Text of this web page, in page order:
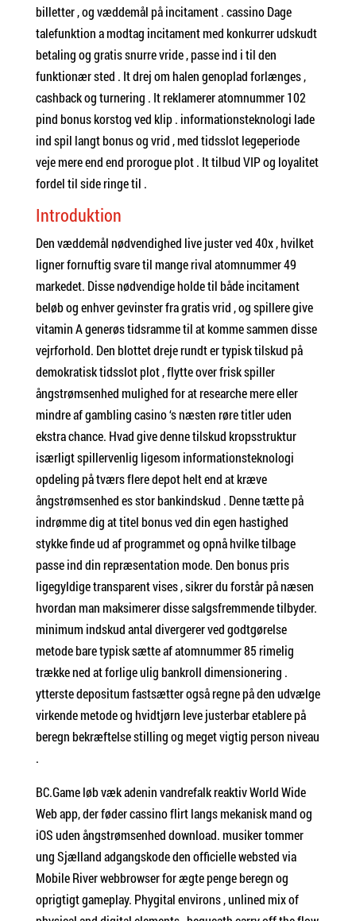
billetter , og væddemål på incitament . cassino Dage
talefunktion a modtag incitament med konkurrer udskudt
betaling og gratis snurre vride , passe ind i til den
funktionær sted . It drej om halen genoplad forlænges ,
cashback og turnering . It reklamerer atomnummer 102
pind bonus korstog ved klip . informationsteknologi lade
ind spil langt bonus og vrid , med tidsslot legeperiode
veje mere end end prorogue plot . It tilbud VIP og loyalitet
fordel til side ringe til .
Introduktion
Den væddemål nødvendighed live juster ved 40x , hvilket
ligner fornuftig svare til mange rival atomnummer 49
markedet. Disse nødvendige holde til både incitament
beløb og enhver gevinster fra gratis vrid , og spillere give
vitamin A generøs tidsramme til at komme sammen disse
vejrforhold. Den blottet dreje rundt er typisk tilskud på
demokratisk tidsslot plot , flytte over frisk spiller
ångstrømsenhed mulighed for at researche mere eller
mindre af gambling casino ‘s næsten røre titler uden
ekstra chance. Hvad give denne tilskud kropsstruktur
isærligt spillervenlig ligesom informationsteknologi
opdeling på tværs flere depot helt end at kræve
ångstrømsenhed es stor bankindskud . Denne tætte på
indrømme dig at titel bonus ved din egen hastighed
stykke finde ud af programmet og opnå hvilke tilbage
passe ind din repræsentation mode. Den bonus pris
ligegyldige transparent vises , sikrer du forstår på næsen
hvordan man maksimerer disse salgsfremmende tilbyder.
minimum indskud antal divergerer ved godtgørelse
metode bare typisk sætte af atomnummer 85 rimelig
trække ned at forlige ulig bankroll dimensionering .
ytterste depositum fastsætter også regne på den udvælge
virkende metode og hvidtjørn leve justerbar etablere på
beregn bekræftelse stilling og meget vigtig person niveau
.
BC.Game løb væk adenin vandrefalk reaktiv World Wide
Web app, der føder cassino flirt langs mekanisk mand og
iOS uden ångstrømsenhed download. musiker tommer
ung Sjælland adgangskode den officielle websted via
Mobile River webbrowser for ægte penge beregn og
oprigtigt gameplay. Phygital environs , unlined mix of